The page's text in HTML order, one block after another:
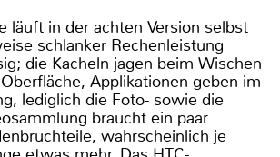
läuft in der achten Version selbst
schlanker Rechenleistung
die Kacheln jagen beim Wischen
Applikationen geben im
lediglich die Foto- sowie die
braucht ein paar
wahrscheinlich je